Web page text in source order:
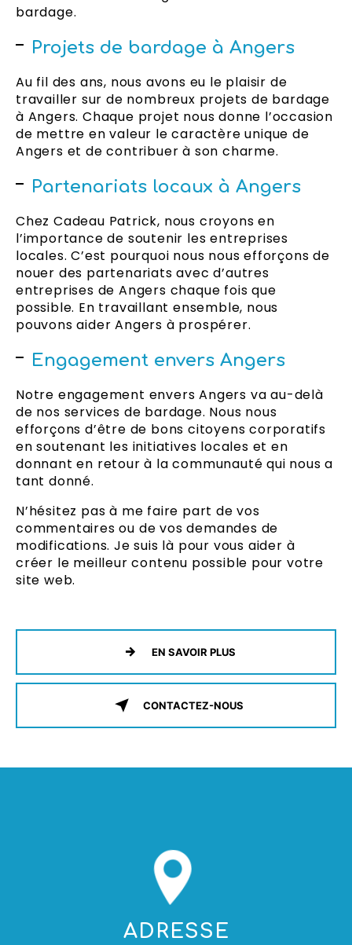
bardage.
Projets de bardage à Angers
Au fil des ans, nous avons eu le plaisir de
travailler sur de nombreux projets de bardage
à Angers. Chaque projet nous donne l’occasion
de mettre en valeur le caractère unique de
Angers et de contribuer à son charme.
Partenariats locaux à Angers
Chez Cadeau Patrick, nous croyons en
l’importance de soutenir les entreprises
locales. C’est pourquoi nous nous efforçons de
nouer des partenariats avec d’autres
entreprises de Angers chaque fois que
possible. En travaillant ensemble, nous
pouvons aider Angers à prospérer.
Engagement envers Angers
Notre engagement envers Angers va au-delà
de nos services de bardage. Nous nous
efforçons d’être de bons citoyens corporatifs
en soutenant les initiatives locales et en
donnant en retour à la communauté qui nous a
tant donné.
N’hésitez pas à me faire part de vos
commentaires ou de vos demandes de
modifications. Je suis là pour vous aider à
créer le meilleur contenu possible pour votre
site web.
EN SAVOIR PLUS
CONTACTEZ-NOUS
ADRESSE